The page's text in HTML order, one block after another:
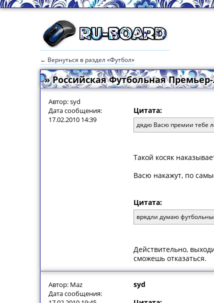
← Вернуться в раздел «Футбол»
» Российская Футбольная
Автор: syd
Дата сообщения:
17.02.2010 14:39
Цитата:
дядю Васю премии тебе
Такой косяк
Васю накажут, по
Цитата:
врядли думаю
Действительно,
сможешь отказаться.
Автор: Maz
Дата сообщения:
syd